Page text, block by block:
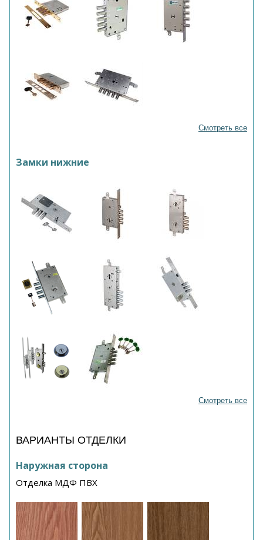
Смотреть все
Замки нижние
Смотреть все
ВАРИАНТЫ ОТДЕЛКИ
Наружная сторона
Отделка МДФ ПВХ